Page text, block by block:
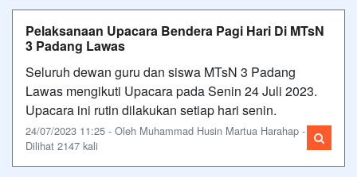
Pelaksanaan Upacara Bendera Pagi Hari Di MTsN
3 Padang Lawas
Seluruh dewan guru dan siswa MTsN 3 Padang
Lawas mengikuti Upacara pada Senin 24 Juli 2023.
Upacara ini rutin dilakukan setiap hari senin.
24/07/2023 11:25 - Oleh Muhammad Husin Martua Harahap -
Dilihat 2147 kali